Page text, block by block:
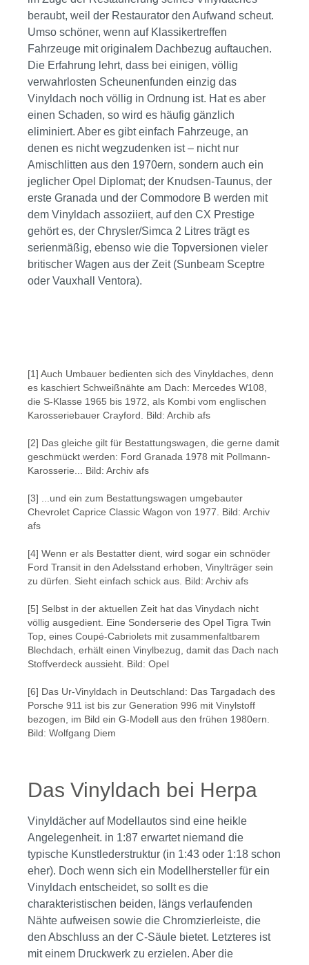
beraubt, weil der Restaurator den Aufwand scheut.
Umso schöner, wenn auf Klassikertreffen
Fahrzeuge mit originalem Dachbezug auftauchen.
Die Erfahrung lehrt, dass bei einigen, völlig
verwahrlosten Scheunenfunden einzig das
Vinyldach noch völlig in Ordnung ist. Hat es aber
einen Schaden, so wird es häufig gänzlich
eliminiert. Aber es gibt einfach Fahrzeuge, an
denen es nicht wegzudenken ist – nicht nur
Amischlitten aus den 1970ern, sondern auch ein
jeglicher Opel Diplomat; der Knudsen-Taunus, der
erste Granada und der Commodore B werden mit
dem Vinyldach assoziiert, auf den CX Prestige
gehört es, der Chrysler/Simca 2 Litres trägt es
serienmäßig, ebenso wie die Topversionen vieler
britischer Wagen aus der Zeit (Sunbeam Sceptre
oder Vauxhall Ventora).
[1] Auch Umbauer bedienten sich des Vinyldaches, denn
es kaschiert Schweißnähte am Dach: Mercedes W108,
die S-Klasse 1965 bis 1972, als Kombi vom englischen
Karosseriebauer Crayford. Bild: Archib afs
[2] Das gleiche gilt für Bestattungswagen, die gerne damit
geschmückt werden: Ford Granada 1978 mit Pollmann-
Karosserie... Bild: Archiv afs
[3] ...und ein zum Bestattungswagen umgebauter
Chevrolet Caprice Classic Wagon von 1977. Bild: Archiv
afs
[4] Wenn er als Bestatter dient, wird sogar ein schnöder
Ford Transit in den Adelsstand erhoben, Vinylträger sein
zu dürfen. Sieht einfach schick aus. Bild: Archiv afs
[5] Selbst in der aktuellen Zeit hat das Vinydach nicht
völlig ausgedient. Eine Sonderserie des Opel Tigra Twin
Top, eines Coupé-Cabriolets mit zusammenfaltbarem
Blechdach, erhält einen Vinylbezug, damit das Dach nach
Stoffverdeck aussieht. Bild: Opel
[6] Das Ur-Vinyldach in Deutschland: Das Targadach des
Porsche 911 ist bis zur Generation 996 mit Vinylstoff
bezogen, im Bild ein G-Modell aus den frühen 1980ern.
Bild: Wolfgang Diem
Das Vinyldach bei Herpa
Vinyldächer auf Modellautos sind eine heikle
Angelegenheit. in 1:87 erwartet niemand die
typische Kunstlederstruktur (in 1:43 oder 1:18 schon
eher). Doch wenn sich ein Modellhersteller für ein
Vinyldach entscheidet, so sollt es die
charakteristischen beiden, längs verlaufenden
Nähte aufweisen sowie die Chromzierleiste, die
den Abschluss an der C-Säule bietet. Letzteres ist
mit einem Druckwerk zu erzielen. Aber die